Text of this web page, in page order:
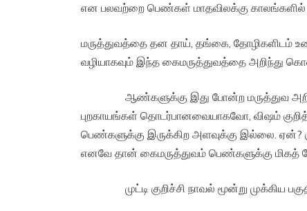
என பலவற்றை பெண்கள் மாதவிலக்கு காலங்களில்
மருத்துவத்தை தன தாய், தங்கை, தோழிகளிடம்
வழியாகவும் இந்த கைமருத்துவத்தை அறிந்து
ஆண்களுக்கு இது போன்ற மருத்துவ அறிவு
புறகாயங்கள் தொடர்பானவையாகவோ, விஷம்
பெண்களுக்கு இருக்கிற அளவுக்கு இல்லை.
எனவே தான் கைமருத்துவம் பெண்களுக்கு மிகத்
முட்டி குறிச்சி நாவல் மூன்று முக்கிய